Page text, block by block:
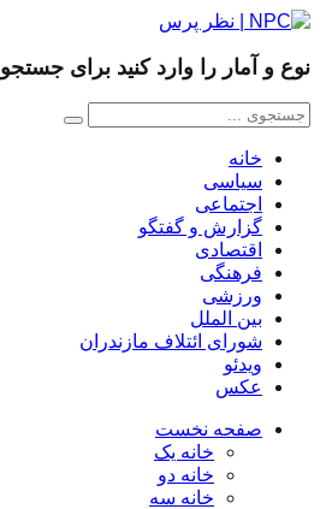
نوع و آمار را وارد کنید برای جستجو
خانه
سیاسی
اجتماعی
گزارش و گفتگو
اقتصادی
فرهنگی
ورزشی
بین الملل
شورای ائتلاف مازندران
ویدئو
عکس
صفحه نخست
خانه یک
خانه دو
خانه سه